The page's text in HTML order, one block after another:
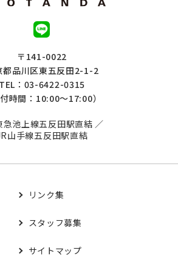
〒141-0022
都品川区東五反田2-1-2
TEL：03-6422-0315
付時間：10:00～17:00）
急池上線五反田駅直結 ／
山手線五反田駅直結
リンク集
スタッフ募集
サイトマップ